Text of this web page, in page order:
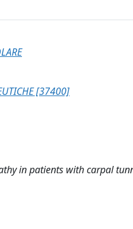
[37400]
in patients with carpal